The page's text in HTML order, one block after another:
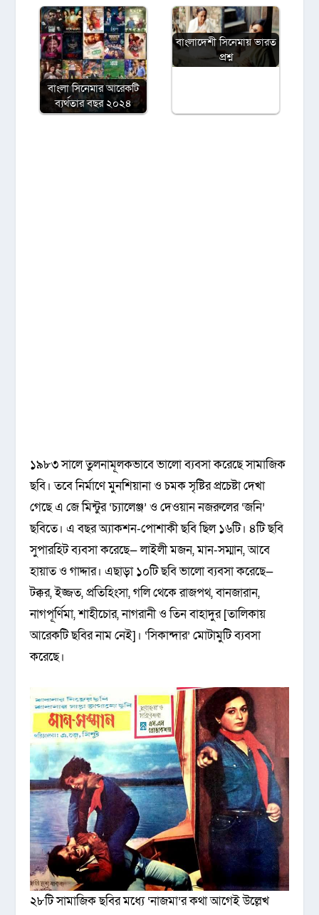
বাংলা সিনেমার আরেকটি
ব্যর্থতার বছর ২০২৪
বাংলাদেশী সিনেমায় ভারত
প্রশ্ন
১৯৮৩ সালে তুলনামূলকভাবে ভালো ব্যবসা করেছে সামাজিক
ছবি। তবে নির্মাণে মুনশিয়ানা ও চমক সৃষ্টির প্রচেষ্টা দেখা
গেছে এ জে মিন্টুর ‘চ্যালেঞ্জ’ ও দেওয়ান নজরুলের ‘জনি’
ছবিতে। এ বছর অ্যাকশন-পোশাকী ছবি ছিল ১৬টি। ৪টি ছবি
সুপারহিট ব্যবসা করেছে— লাইলী মজন, মান-সম্মান, আবে
হায়াত ও গাদ্দার। এছাড়া ১০টি ছবি ভালো ব্যবসা করেছে—
টক্কর, ইজ্জত, প্রতিহিংসা, গলি থেকে রাজপথ, বানজারান,
নাগপূর্ণিমা, শাহীচোর, নাগরানী ও তিন বাহাদুর [তালিকায়
আরেকটি ছবির নাম নেই]। ‘সিকান্দার’ মোটামুটি ব্যবসা
করেছে।
২৮টি সামাজিক ছবির মধ্যে ‘নাজমা’র কথা আগেই উল্লেখ